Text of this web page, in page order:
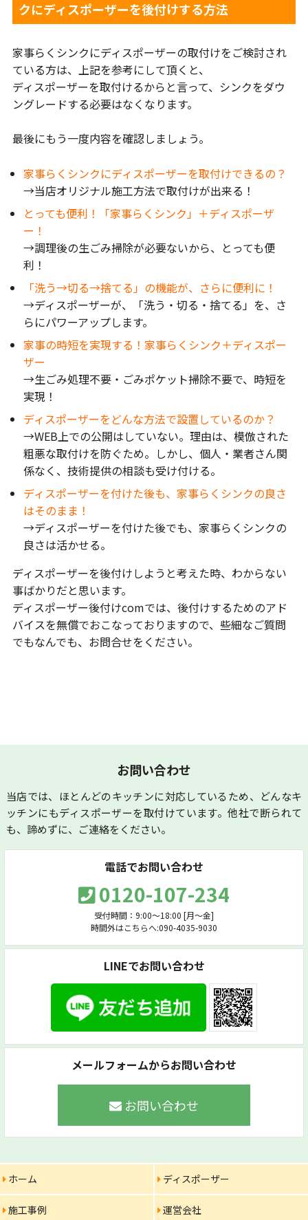
クにディスポーザーを後付けする方法
家事らくシンクにディスポーザーの取付けをご検討され
ている方は、上記を参考にして頂くと、
ディスポーザーを取付けるからと言って、シンクをダウ
ングレードする必要はなくなります。
最後にもう一度内容を確認しましょう。
家事らくシンクにディスポーザーを取付けできるの？
→当店オリジナル施工方法で取付けが出来る！
とっても便利！「家事らくシンク」＋ディスポーザ
ー！
→調理後の生ごみ掃除が必要ないから、とっても便
利！
「洗う→切る→捨てる」の機能が、さらに便利に！
→ディスポーザーが、「洗う・切る・捨てる」を、さ
らにパワーアップします。
家事の時短を実現する！家事らくシンク＋ディスポー
ザー
→生ごみ処理不要・ごみポケット掃除不要で、時短を
実現！
ディスポーザーをどんな方法で設置しているのか？
→WEB上での公開はしていない。理由は、模倣された
粗悪な取付けを防ぐため。しかし、個人・業者さん関
係なく、技術提供の相談も受け付ける。
ディスポーザーを付けた後も、家事らくシンクの良さ
はそのまま！
→ディスポーザーを付けた後でも、家事らくシンクの
良さは活かせる。
ディスポーザーを後付けしようと考えた時、わからない
事ばかりだと思います。
ディスポーザー後付けcomでは、後付けするためのアド
バイスを無償でおこなっておりますので、些細なご質問
でもなんでも、お問合せをください。
お問い合わせ
当店では、ほとんどのキッチンに対応しているため、どんなキ
ッチンにもディスポーザーを取付けています。他社で断られて
も、諦めずに、ご連絡をください。
電話でお問い合わせ
0120-107-234
受付時間：9:00～18:00 [月〜金]
時間外はこちらへ:090-4035-9030
LINEでお問い合わせ
メールフォームからお問い合わせ
お問い合わせ
ホーム ディスポーザー
施工事例 運営会社